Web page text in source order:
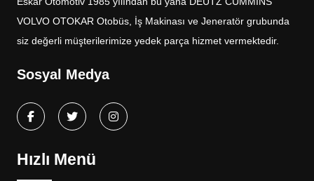
VOLVO OTOKAR Otobüs, İş Makinası ve Jeneratör grubunda
siz değerli müşterilerimize yedek parça hizmet vermektedir.
Sosyal Medya
Hızlı Menü